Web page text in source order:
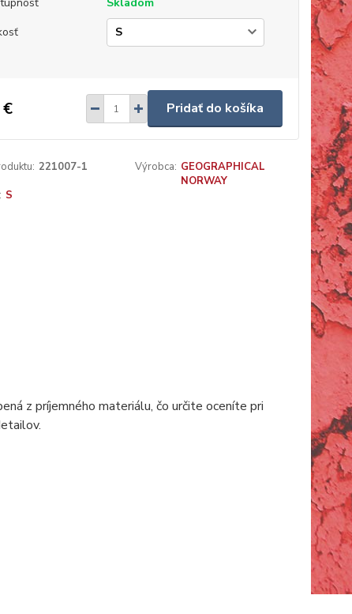
Pridať do košíka
221007-1 Výrobca: GEOGRAPHICAL
NORWAY
S
z príjemného materiálu, čo určite oceníte pri